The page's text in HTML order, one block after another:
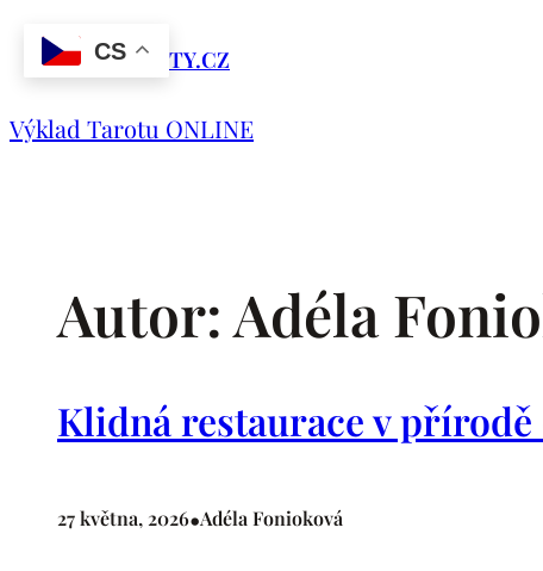
ORLOVACITY.CZ
Výklad Tarotu ONLINE
Autor:Adéla
Klidná restaurace v
27 května, 2026•Adéla Fonioková
CS